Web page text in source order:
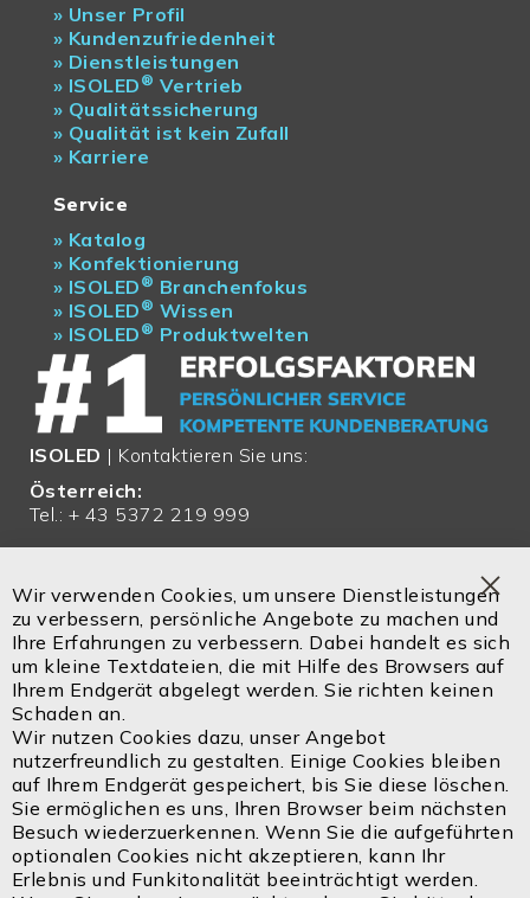
» Unser Profil
» Kundenzufriedenheit
» Dienstleistungen
» ISOLED ® Vertrieb
» Qualitätssicherung
» Qualität ist kein Zufall
» Karriere
Service
» Katalog
» Konfektionierung
» ISOLED ® Branchenfokus
» ISOLED ® Wissen
» ISOLED ® Produktwelten
ISOLED | Kontaktieren Sie uns:
Österreich:
Tel.: + 43 5372 219 999
Deutschland:
Tel.: + 49 810 48 999 200
Email:office@isoled.de
Email:info@isoled.shop
www.isoled.shop
ISOLED FIAI Handels GmbH
Egerbach 48
A-6334 SCHWOICH
Bar
Wir verwenden Cookies, um unsere Dienstleistungen
zu verbessern, persönliche Angebote zu machen und
Ihre Erfahrungen zu verbessern. Dabei handelt es sich
um kleine Textdateien, die mit Hilfe des Browsers auf
Ihrem Endgerät abgelegt werden. Sie richten keinen
Schaden an.
Wir nutzen Cookies dazu, unser Angebot
nutzerfreundlich zu gestalten. Einige Cookies bleiben
auf Ihrem Endgerät gespeichert, bis Sie diese löschen.
Sie ermöglichen es uns, Ihren Browser beim nächsten
Besuch wiederzuerkennen. Wenn Sie die aufgeführten
optionalen Cookies nicht akzeptieren, kann Ihr
Erlebnis und Funkitonalität beeinträchtigt werden.